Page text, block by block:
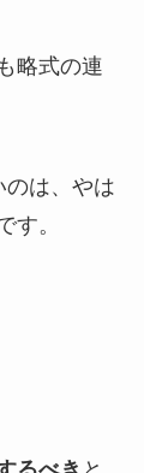
略式の連
のは、やは
す。